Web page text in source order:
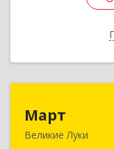
Март
Великие Луки